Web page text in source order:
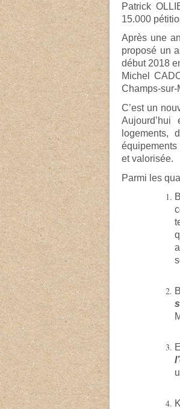
Patrick
15.000
Après une
proposé un
début 2018
Michel
Champs-sur-
C’est un
logements,
équipements
et valorisée.
Parmi les